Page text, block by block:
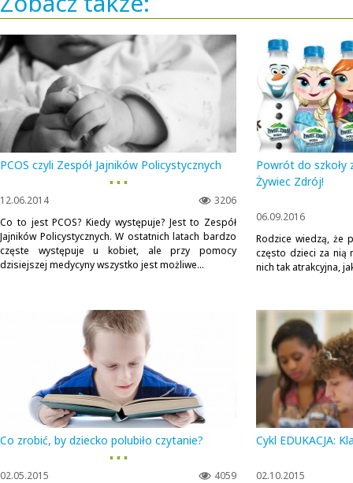
PCOS czyli Zespół Jajników Policystycznych
▪ ▪ ▪
3206
12.06.2014
Co to jest PCOS? Kiedy występuje? Jest to Zespół
Jajników Policystycznych. W ostatnich latach bardzo
częste występuje u kobiet, ale przy pomocy
dzisiejszej medycyny wszystko jest możliwe...
Powrót do szkoły
Żywiec Zdrój!
06.09.2016
Rodzice wiedzą, że
często dzieci za nią
nich tak atrakcyjna,
Co zrobić, by dziecko polubiło czytanie?
▪ ▪ ▪
4059
02.05.2015
Cykl EDUKACJA:
02.10.2015